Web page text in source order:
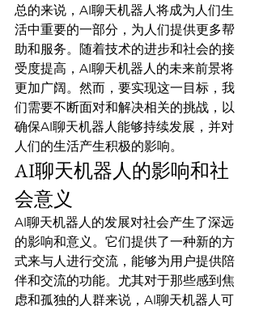
总的来说，AI聊天机器人将成为人们生
活中重要的一部分，为人们提供更多帮
助和服务。随着技术的进步和社会的接
受度提高，AI聊天机器人的未来前景将
更加广阔。然而，要实现这一目标，我
们需要不断面对和解决相关的挑战，以
确保AI聊天机器人能够持续发展，并对
人们的生活产生积极的影响。
AI聊天机器人的影响和社
会意义
AI聊天机器人的发展对社会产生了深远
的影响和意义。它们提供了一种新的方
式来与人进行交流，能够为用户提供陪
伴和交流的功能。尤其对于那些感到焦
虑和孤独的人群来说，AI聊天机器人可